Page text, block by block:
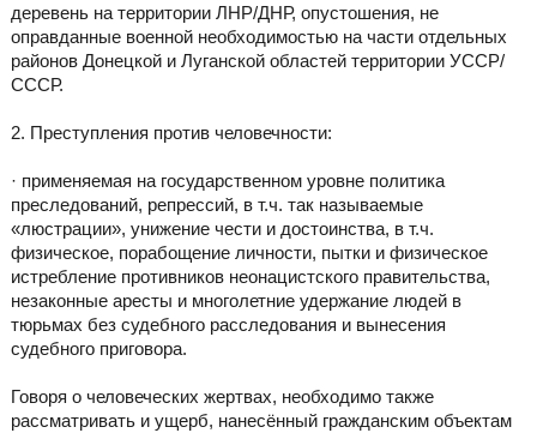
деревень на территории ЛНР/ДНР, опустошения, не
оправданные военной необходимостью на части отдельных
районов Донецкой и Луганской областей территории УССР/
СССР.
2. Преступления против человечности:
· применяемая на государственном уровне политика
преследований, репрессий, в т.ч. так называемые
«люстрации», унижение чести и достоинства, в т.ч.
физическое, порабощение личности, пытки и физическое
истребление противников неонацистского правительства,
незаконные аресты и многолетние удержание людей в
тюрьмах без судебного расследования и вынесения
судебного приговора.
Говоря о человеческих жертвах, необходимо также
рассматривать и ущерб, нанесённый гражданским объектам